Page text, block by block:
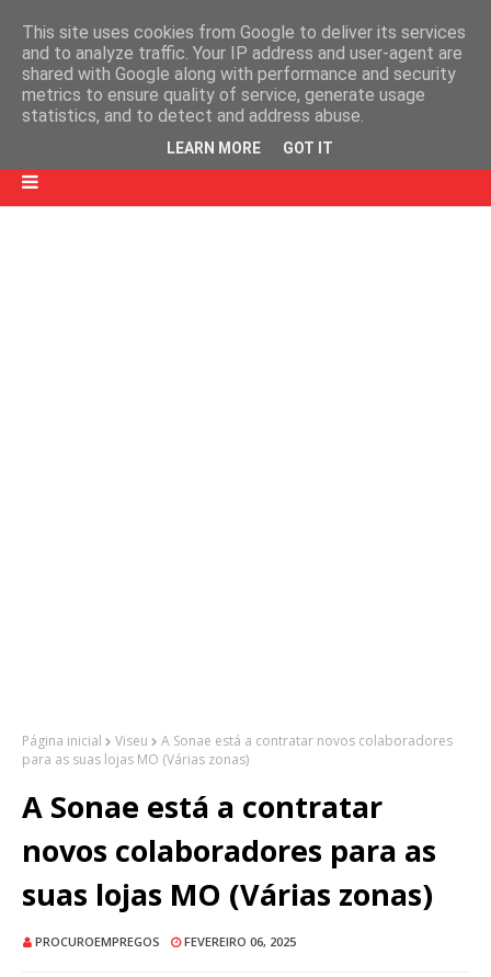
Página inicial Viseu
A Sonae está a contratar novos colaboradores
para as suas lojas MO (Várias zonas)
A Sonae está a contratar
novos colaboradores para as
suas lojas MO (Várias zonas)
PROCUROEMPREGOS FEVEREIRO 06, 2025
This site uses cookies from Google to deliver its services
and to analyze traffic. Your IP address and user-agent are
shared with Google along with performance and security
metrics to ensure quality of service, generate usage
statistics, and to detect and address abuse.
LEARN MORE GOT IT